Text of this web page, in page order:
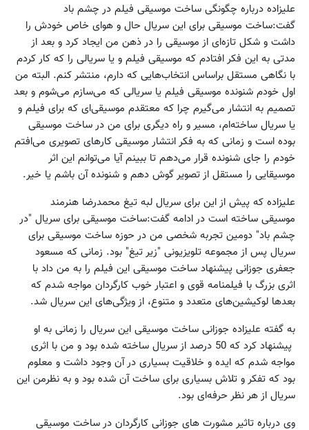
علیزاده درباره چگونگی ساخت موسیقی فیلم در چشم باد
گفت:ساخت موسیقی برای این سریال حال و هوای خاص خودش را
داشت و شکل تازه‌ای از موسیقی را در ذهن من ایجاد کرد و بعد از
مدتی به این فکر افتادم که موسیقی فیلم و یا سریالی را که کار کردم
با نگاهی مستقل براساس انتخاب‌هایی که دارم، منتشر کنم. البته من
اول خودم شنونده موسیقی فیلم یا سریالی که می‌سازم می‌شوم و بعد
تصمیم به انتشار می‌گیرم چرا که معتقدم موسیقی‌ای که برای فیلم و
یا سریال ساخته‌ام، مسیر و راه دیگری برای من در ساخت موسیقی
بوده است و زمانی که به فکر انتشار موسیقی کارهای تصویری می‌افتم
خودم را جای شنونده قرار می‌دهم تا ببینم آیا می‌توانم این اثر
موسیقایی را مستقل از تصویر گوش دهم و شنونده آن باشم یا خیر.
علیزاده که پیش از این برای سریال لبه تیغ محمدرضا هنرمند
موسیقی ساخته است در ادامه گفت:ساخت موسیقی برای سریال "در
چشم باد" دومین تجربه شخصی من در حوزه ساخت موسیقی برای
سریال پس از مجموعه تلویزیونی "زیر تیغ" بود. زمانی که مسعود
جعفری جوزانی پیشنهاد ساخت موسیقی این فیلم را به من داد با
اثری بزرگ با فیلمنامه قوی و اعتبار خوب کارگردان مواجه شدم که
بعدها لوکیشین‌های متعدد و متنوع، از ویژگی‌های این سریال شد.
به گفته علیزاده جوزانی ساخت موسیقی این سریال را زمانی به او
پیشنهاد کرد که 50 درصد از سریال ساخته شده بود و من با اثری
مواجه شدم که ایده و خلاقیت بسیاری در آن وجود داشت و معلوم
بود که تفکر و تلاش بسیاری برای ساخت آن شده بود و به نظرمن این
سریال از هر نظر حرفه‌ای بود.
وی درباره تاثیر مشورت های جوزانی کارگردان در ساخت موسیقی